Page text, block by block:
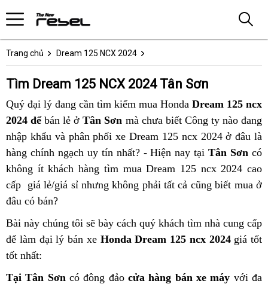
Trang chủ Dream 125 NCX 2024
Tìm Dream 125 NCX 2024 Tân Sơn
Quý đại lý đang cần tìm kiếm mua Honda Dream 125 ncx
2024 đểbán lẻ ở Tân Sơn mà chưa biết Công ty nào đang
nhập khẩu và phân phối xe Dream 125 ncx 2024 ở đâu là
hàng chính ngạch uy tín nhất? - Hiện nay tạiTân Sơn có
không ít khách hàng tìm mua Dream 125 ncx 2024 cao
cấp giá lẻ/giá sỉ nhưng không phải tất cả cũng biết mua ở
đâu có bán?
Bài này chúng tôi sẽ bày cách quý khách tìm nhà cung cấp
để làm đại lý bán xe Honda Dream 125 ncx 2024giá tốt
tốt nhất:
Tại Tân Sơncó đông đảocửa hàng bán xe máy với đa